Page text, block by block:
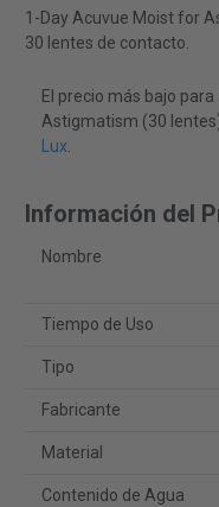
1-Day Acuvue Moist for
30 lentes de contacto.
El precio más bajo
Astigmatism (30
Lux.
Información del
Nombre
Tiempo de Uso
Tipo
Fabricante
Material
Contenido de Agua